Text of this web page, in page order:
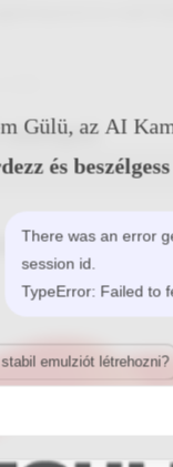
matt
Gülü, az AI
és
There was an error
session id.
TypeError: Failed to
emulziót létrehozni?